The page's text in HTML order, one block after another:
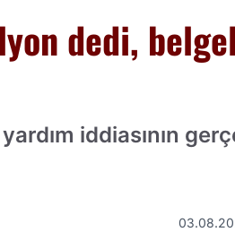
dedi,
iddiasının